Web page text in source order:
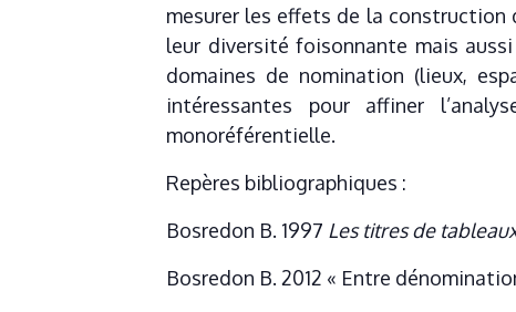
mesurer les effets de la construction
leur diversité foisonnante mais
domaines de nomination (lieux,
intéressantes pour affiner
monoréférentielle.
Repères bibliographiques :
Bosredon B. 1997 Les titres de
Bosredon B. 2012 « Entre